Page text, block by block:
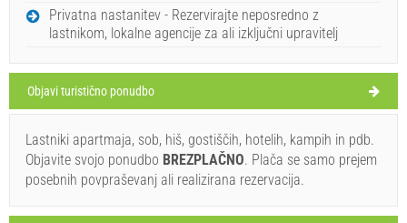
NEDELJA
Hrvaška , Otok Ugljan
30°C
Ritam (Bar / Pub) Ugljan
Privatna nastanitev - Rezervirajte neposredno z
lastnikom, lokalne agencije za ali izključni upravitelj
Objavi turistično ponudbo
Lastniki apartmaja, sob, hiš, gostiščih, hotelih, kampih in pdb.
Objavite svojo ponudbo BREZPLAČNO. Plača se samo prejem
posebnih povpraševanj ali realizirana rezervacija.